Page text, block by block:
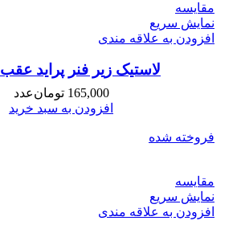
مقايسه
نمایش سریع
افزودن به علاقه مندی
لاستیک زیر فنر پراید عقب CNG
165,000 تومانعدد
افزودن به سبد خرید
فروخته شده
مقايسه
نمایش سریع
افزودن به علاقه مندی